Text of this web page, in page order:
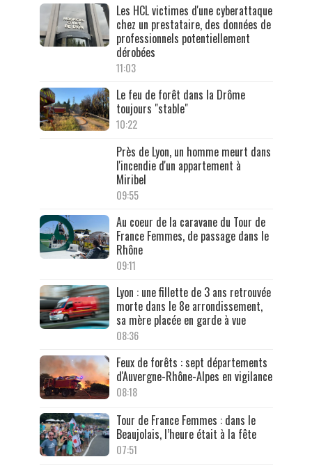
Les HCL victimes d'une cyberattaque
chez un prestataire, des données de
professionnels potentiellement
dérobées
11:03
Le feu de forêt dans la Drôme
toujours "stable"
10:22
Près de Lyon, un homme meurt dans
l'incendie d'un appartement à
Miribel
09:55
Au coeur de la caravane du Tour de
France Femmes, de passage dans le
Rhône
09:11
Lyon : une fillette de 3 ans retrouvée
morte dans le 8e arrondissement,
sa mère placée en garde à vue
08:36
Feux de forêts : sept départements
d'Auvergne-Rhône-Alpes en vigilance
08:18
Tour de France Femmes : dans le
Beaujolais, l’heure était à la fête
07:51